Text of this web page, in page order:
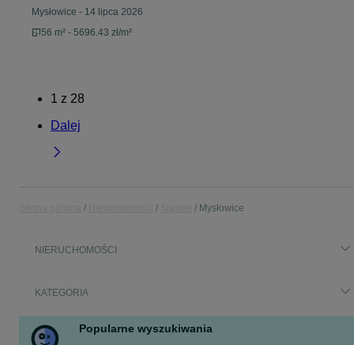
Mysłowice - 14 lipca 2026
56 m² - 5696.43 zł/m²
1 z 28
Dalej
Mysłowice
NIERUCHOMOŚCI
KATEGORIA
Popularne wyszukiwania